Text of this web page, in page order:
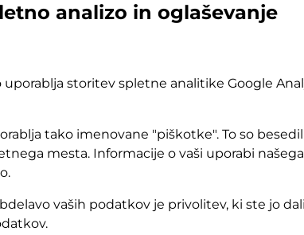
analizo in oglaševanje
storitev spletne analitike Google
tako imenovane "piškotke". To so
mesta. Informacije o vaši uporabi
vaših podatkov je privolitev, ki ste jo